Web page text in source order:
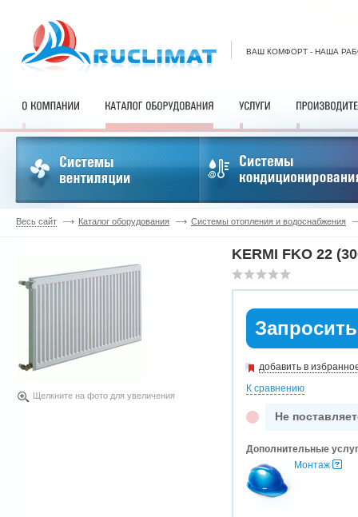
ВАШ КОМФОРТ - НАША
Весь сайт Каталог оборудования Системы отопления и водоснабжения
Щелкните на фото для увеличения
KERMI FKO 22
добавить в
К сравнению
Не
Дополнительные
Монтаж